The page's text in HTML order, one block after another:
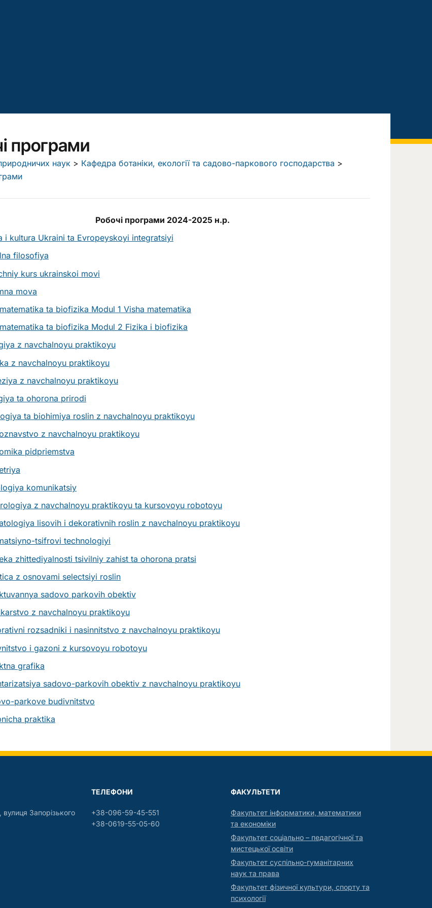
програми
наук > Кафедра ботаніки, екології та садово-паркового господарства >
Робочі програми 2024-2025 н.р.
i kultura Ukraini ta Evropeyskoyi integratsiyi
filosofiya
kurs ukrainskoi movi
mova
ta biofizika Modul 1 Visha matematika
ta biofizika Modul 2 Fizika i biofizika
z navchalnoyu praktikoyu
z navchalnoyu praktikoyu
z navchalnoyu praktikoyu
ta ohorona prirodi
ta biohimiya roslin z navchalnoyu praktikoyu
z navchalnoyu praktikoyu
pidpriemstva
komunikatsiy
z navchalnoyu praktikoyu ta kursovoyu robotoyu
lisovih i dekorativnih roslin z navchalnoyu praktikoyu
tsifrovi technologiyi
zhittediyalnosti tsivilniy zahist ta ohorona pratsi
z osnovami selectsiyi roslin
sadovo parkovih obektiv
z navchalnoyu praktikoyu
rozsadniki i nasinnitstvo z navchalnoyu praktikoyu
i gazoni z kursovoyu robotoyu
grafika
sadovo-parkovih obektiv z navchalnoyu praktikoyu
parkove budivnitstvo
praktika
Запорізького
ТЕЛЕФОНИ
+38-096-59-45-551
+38-0619-55-05-60
ФАКУЛЬТЕТИ
Факультет інформатики, математики
та економіки
Факультет соціально – педагогічної та
мистецької освіти
Факультет суспільно-гуманітарних
наук та права
Факультет фізичної культури, спорту та
психології